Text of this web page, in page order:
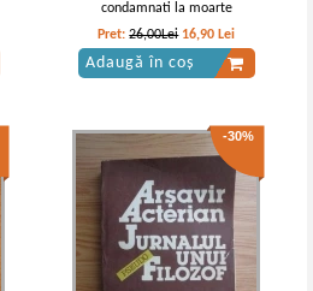
condamnati la moarte
Pret:26,00Lei 16,90 Lei
Adaugă în coș
-30%